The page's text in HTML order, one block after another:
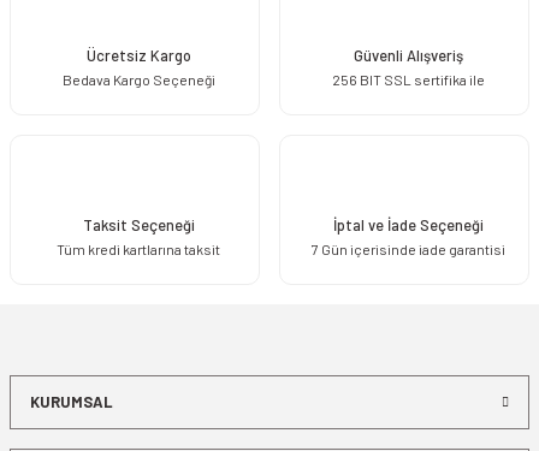
Ücretsiz Kargo
Bedava Kargo Seçeneği
Güvenli Alışveriş
256 BIT SSL sertifika ile
Taksit Seçeneği
Tüm kredi kartlarına taksit
İptal ve İade Seçeneği
7 Gün içerisinde iade garantisi
KURUMSAL